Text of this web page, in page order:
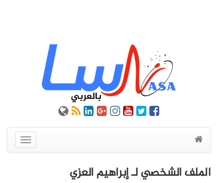
عرض
القائمة
الملف الشخصي لـ إبراهيم العزي